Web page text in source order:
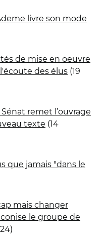
livre son mode
de mise en oeuvre
des élus (19
remet l’ouvrage
texte (14
que jamais "dans le
mais changer
le groupe de